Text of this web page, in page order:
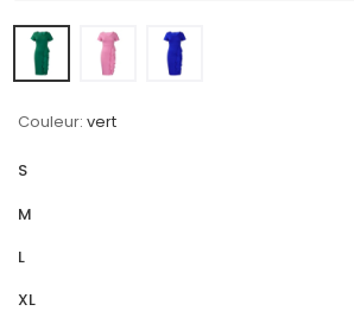
Couleur: vert
S
M
L
XL